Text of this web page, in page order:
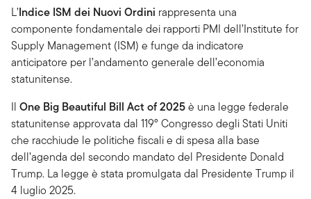
L’Indice ISM dei Nuovi Ordini rappresenta una
componente fondamentale dei rapporti PMI dell’Institute for
Supply Management (ISM) e funge da indicatore
anticipatore per l’andamento generale dell’economia
statunitense.
Il One Big Beautiful Bill Act of 2025è una legge federale
statunitense approvata dal 119° Congresso degli Stati Uniti
che racchiude le politiche fiscali e di spesa alla base
dell’agenda del secondo mandato del Presidente Donald
Trump. La legge è stata promulgata dal Presidente Trump il
4 luglio 2025.